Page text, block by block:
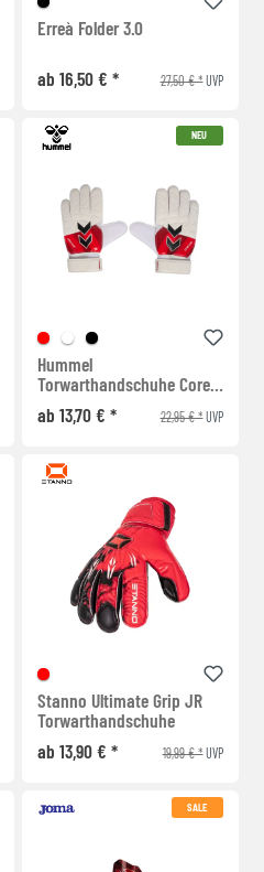
Erreà Folder 3.0
ab 16,50 € * 27,50 € *UVP
NEU
Hummel
Torwarthandschuhe Core
Grip
ab 13,70 € * 22,95 € *UVP
Stanno Ultimate Grip JR
Torwarthandschuhe
ab 13,90 € *
19,99 € *UVP
SALE